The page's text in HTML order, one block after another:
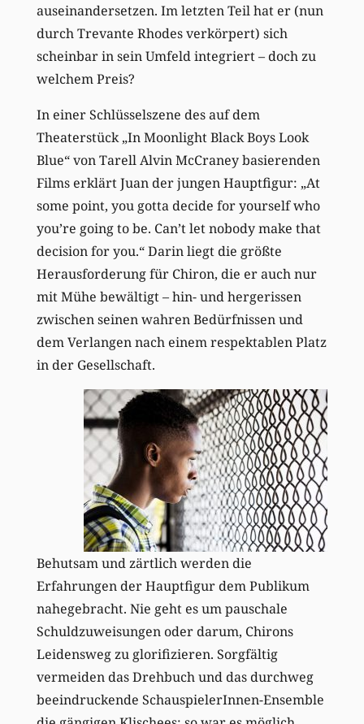
auseinandersetzen. Im letzten Teil hat er (nun
durch Trevante Rhodes verkörpert) sich
scheinbar in sein Umfeld integriert – doch zu
welchem Preis?
In einer Schlüsselszene des auf dem
Theaterstück „In Moonlight Black Boys Look
Blue“ von Tarell Alvin McCraney basierenden
Films erklärt Juan der jungen Hauptfigur: „At
some point, you gotta decide for yourself who
you’re going to be. Can’t let nobody make that
decision for you.“ Darin liegt die größte
Herausforderung für Chiron, die er auch nur
mit Mühe bewältigt – hin- und hergerissen
zwischen seinen wahren Bedürfnissen und
dem Verlangen nach einem respektablen Platz
in der Gesellschaft.
Behutsam und zärtlich werden die
Erfahrungen der Hauptfigur dem Publikum
nahegebracht. Nie geht es um pauschale
Schuldzuweisungen oder darum, Chirons
Leidensweg zu glorifizieren. Sorgfältig
vermeiden das Drehbuch und das durchweg
beeindruckende SchauspielerInnen-Ensemble